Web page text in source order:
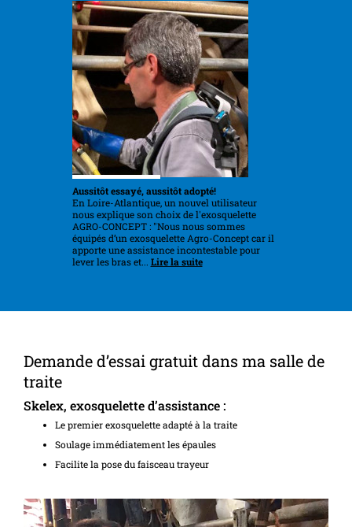
Aussitôt essayé, aussitôt adopté!
En Loire-Atlantique, un nouvel utilisateur
nous explique son choix de l'exosquelette
AGRO-CONCEPT : "Nous nous sommes
équipés d’un exosquelette Agro-Concept car il
apporte une assistance incontestable pour
lever les bras et... Lire la suite
Demande d’essai gratuit dans ma salle de
traite
Skelex, exosquelette d’assistance :
Le premier exosquelette adapté à la traite
Soulage immédiatement les épaules
Facilite la pose du faisceau trayeur